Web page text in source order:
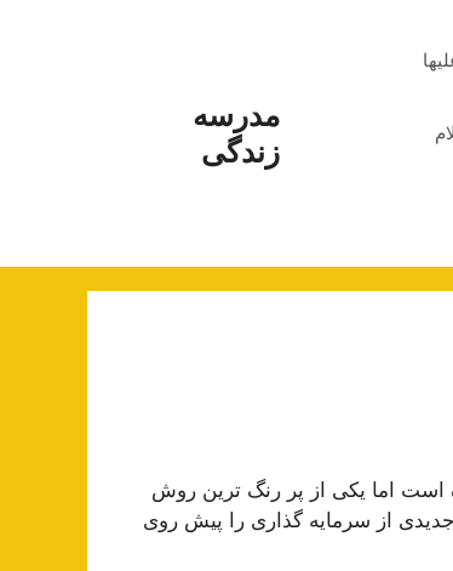
مدرسه
زندگی
است اما یکی از پر رنگ ترین روش
از سرمایه گذاری را پیش روی